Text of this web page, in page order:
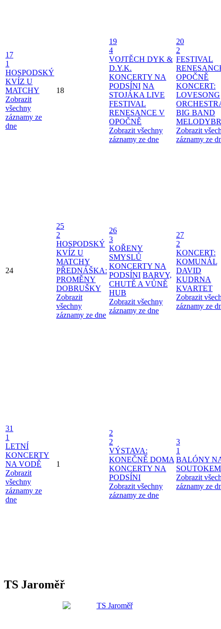
17
1
HOSPODSKÝ
KVÍZ U
MATCHY
Zobrazit
všechny
záznamy ze
dne
18
19
4
VOJTĚCH DYK &
D.Y.K.
KONCERTY NA
PODSÍNI NA
STOJÁKA LIVE
FESTIVAL
RENESANCE V
OPOČNĚ
Zobrazit všechny
záznamy ze dne
20
2
FESTIVAL
OPOČNĚ
KONCERT:
LOVESONG
BIG BAND
Zobrazit
záznamy ze
24
25
2
HOSPODSKÝ
KVÍZ U
MATCHY
PŘEDNÁŠKA:
PROMĚNY
DOBRUŠKY
Zobrazit
všechny
záznamy ze dne
26
3
KOŘENY
SMYSLŮ
KONCERTY NA
PODSÍNI BARVY,
CHUTĚ A VŮNĚ
HUB
Zobrazit všechny
záznamy ze dne
27
2
KONCERT:
KOMUNÁL
DAVID
KUDRNA
KVARTET
Zobrazit
záznamy ze
31
1
LETNÍ
KONCERTY
NA VODĚ
Zobrazit
všechny
záznamy ze
dne
1
2
2
VÝSTAVA:
KONEČNĚ DOMA
KONCERTY NA
PODSÍNI
Zobrazit všechny
záznamy ze dne
3
1
BALÓNY
SOUTOKEM
Zobrazit
záznamy ze
TS Jaroměř